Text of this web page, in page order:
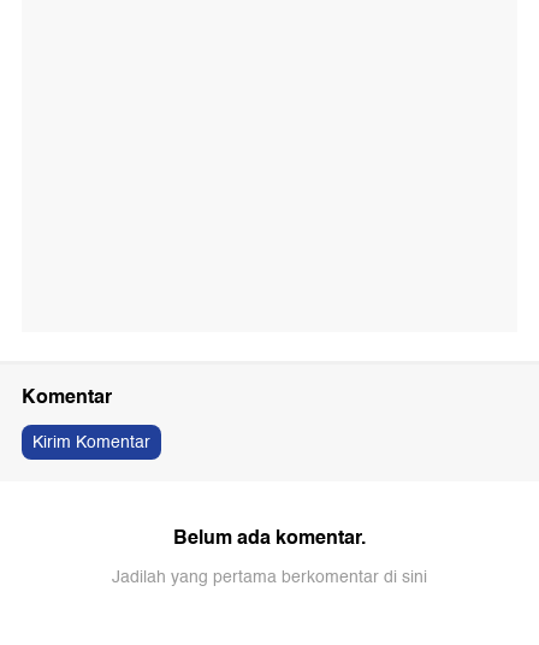
Komentar
Kirim Komentar
Belum ada komentar.
Jadilah yang pertama berkomentar di sini